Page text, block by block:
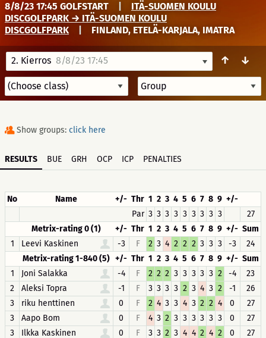
8/8/23 17:45 GOLFSTART
ITÄ-SUOMEN KOULU
DISCGOLFPARK → ITÄ-SUOMEN KOULU
DISCGOLFPARK
FINLAND, ETELÄ-KARJALA, IMATRA
2. Kierros 8/8/23 17:45 ↑ ↓
Show groups: click here
RESULTS BUE GRH OCP ICP PENALTIES
No Name +/- Thr 1 2 3 4 5 6 7 8 9 +/-
Par 3 3 3 3 3 3 3 3 3
27
Metrix-rating 0 (1)
+/- Thr 1 2 3 4 5 6 7 8 9 +/- Sum
1
Leevi Kaskinen -3 F 2 3 4 2 2 2 3 3 3 -3
24
Metrix-rating 1-840 (5) +/- Thr 1 2 3 4 5 6 7 8 9 +/- Sum
1
Joni Salakka -4 F 2 2 2 3 3 3 3 3 2 -4
23
2
Aleksi Topra -1 F 3 3 3 3 2 3 4 3 2 -1
26
3
riku henttinen 0 F 2 4 3 3 4 3 2 2 4 0
27
3
Aapo Bom 0 F 4 3 2 3 3 3 3 3 3 0
27
3
Ilkka Kaskinen 0 F 3 3 2 3 4 4 2 4 2 0
27